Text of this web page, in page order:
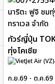
ทัวร์ญี่ปุ่น
ทุ่งโคเชีย
ก.ย.69 - ต.ค.69